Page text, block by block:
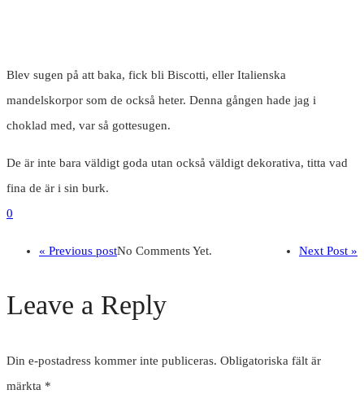
Blev sugen på att baka, fick bli Biscotti, eller Italienska
mandelskorpor som de också heter. Denna gången hade jag i
choklad med, var så gottesugen.
De är inte bara väldigt goda utan också väldigt dekorativa, titta vad
fina de är i sin burk.
0
« Previous post Next Post »
No Comments Yet.
Leave a Reply
Din e-postadress kommer inte publiceras. Obligatoriska fält är
märkta *